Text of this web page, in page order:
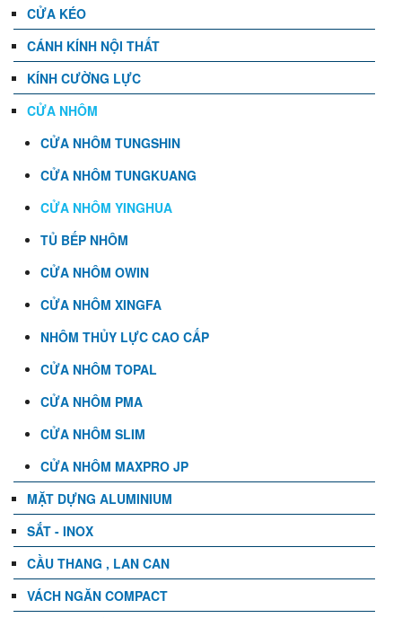
CỬA KÉO
CÁNH KÍNH NỘI THẤT
KÍNH CƯỜNG LỰC
CỬA NHÔM
CỬA NHÔM TUNGSHIN
CỬA NHÔM TUNGKUANG
CỬA NHÔM YINGHUA
TỦ BẾP NHÔM
CỬA NHÔM OWIN
CỬA NHÔM XINGFA
NHÔM THỦY LỰC CAO CẤP
CỬA NHÔM TOPAL
CỬA NHÔM PMA
CỬA NHÔM SLIM
CỬA NHÔM MAXPRO JP
MẶT DỰNG ALUMINIUM
SẮT - INOX
CẦU THANG , LAN CAN
VÁCH NGĂN COMPACT